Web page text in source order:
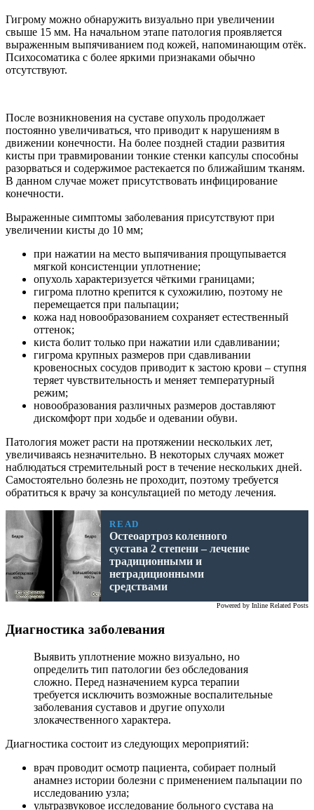
Гигрому можно обнаружить визуально при увеличении
свыше 15 мм. На начальном этапе патология проявляется
выраженным выпячиванием под кожей, напоминающим отёк.
Психосоматика с более яркими признаками обычно
отсутствуют.
После возникновения на суставе опухоль продолжает
постоянно увеличиваться, что приводит к нарушениям в
движении конечности. На более поздней стадии развития
кисты при травмировании тонкие стенки капсулы способны
разорваться и содержимое растекается по ближайшим тканям.
В данном случае может присутствовать инфицирование
конечности.
Выраженные симптомы заболевания присутствуют при
увеличении кисты до 10 мм;
при нажатии на место выпячивания прощупывается
мягкой консистенции уплотнение;
опухоль характеризуется чёткими границами;
гигрома плотно крепится к сухожилию, поэтому не
перемещается при пальпации;
кожа над новообразованием сохраняет естественный
оттенок;
киста болит только при нажатии или сдавливании;
гигрома крупных размеров при сдавливании
кровеносных сосудов приводит к застою крови – ступня
теряет чувствительность и меняет температурный
режим;
новообразования различных размеров доставляют
дискомфорт при ходьбе и одевании обуви.
Патология может расти на протяжении нескольких лет,
увеличиваясь незначительно. В некоторых случаях может
наблюдаться стремительный рост в течение нескольких дней.
Самостоятельно болезнь не проходит, поэтому требуется
обратиться к врачу за консультацией по методу лечения.
READ
Остеоартроз коленного
сустава 2 степени – лечение
традиционными и
нетрадиционными
средствами
Powered by Inline Related Posts
Диагностика заболевания
Выявить уплотнение можно визуально, но
определить тип патологии без обследования
сложно. Перед назначением курса терапии
требуется исключить возможные воспалительные
заболевания суставов и другие опухоли
злокачественного характера.
Диагностика состоит из следующих мероприятий:
врач проводит осмотр пациента, собирает полный
анамнез истории болезни с применением пальпации по
исследованию узла;
ультразвуковое исследование больного сустава на